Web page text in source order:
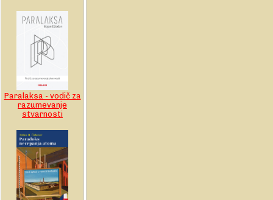
Paralaksa - vodič za
razumevanje
stvarnosti